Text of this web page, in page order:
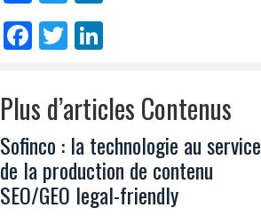
Facebook
Twitter
Plus d’articles Contenus
Sofinco : la technologie au service
de la production de contenu
SEO/GEO legal-friendly